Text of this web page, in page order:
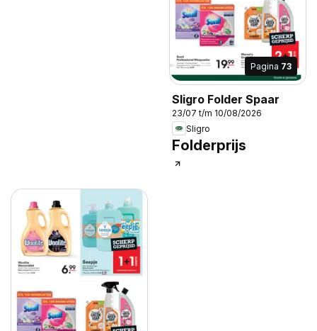
Pagina 73
Sligro Folder Spaar
23/07 t/m 10/08/2026
Sligro
Folderprijs